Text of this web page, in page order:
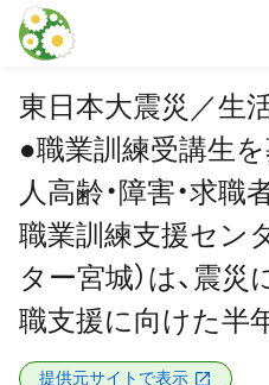
本文に飛ぶ
東日本大震災／生
●職業訓練受講生
人高齢・障害・求
職業訓練支援セン
ター宮城）は、震
職支援に向けた半
提供元サイトで表示